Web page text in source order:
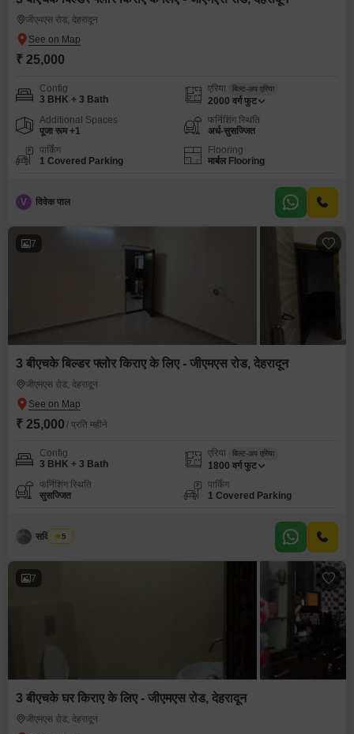
जीएमएस रोड, देहरादून
₹ 25,000
Config
3 BHK + 3 Bath
एरिया बिल्ट-अप एरिया
2000 वर्ग फुट
Additional Spaces
पूजा रूम +1
फर्निशिंग स्थिति
अर्ध-सुसज्जित
पार्किंग
1 Covered Parking
Flooring
मार्बल Flooring
V विवेक पाल
7
3 बीएचके बिल्डर फ्लोर किराए के लिए - जीएमएस रोड, देहरादून
जीएमएस रोड, देहरादून
₹ 25,000 / प्रति महीने
Config
3 BHK + 3 Bath
एरिया बिल्ट-अप एरिया
1800 वर्ग फुट
फर्निशिंग स्थिति
सुसज्जित
पार्किंग
1 Covered Parking
सविंदर सिंह
5
7
3 बीएचके घर किराए के लिए - जीएमएस रोड, देहरादून
जीएमएस रोड, देहरादून